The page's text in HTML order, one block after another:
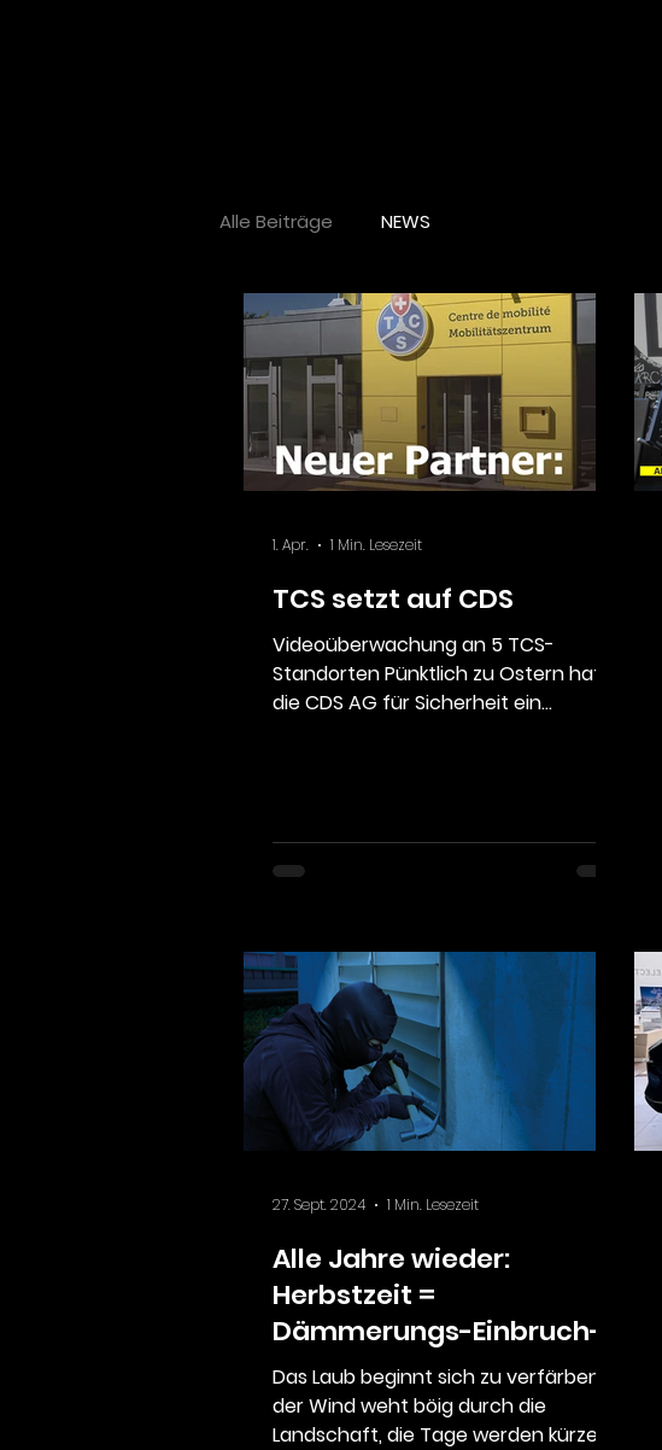
Alle Beiträge NEWS
TCS setzt auf CDS
Videoüberwachung an 5 TCS-
Standorten Pünktlich zu Ostern hat
die CDS AG für Sicherheit ein
hochentwickelter
Videoüberwachung von CDS
Strassenverkehr sorgt und in diesem
Bereich in der Schweiz führend ist,
spannt damit mit eine m der
wichtigsten Sicherheitsunternehmen
der Schweiz zusammen. Roberto
Panzera
1. Apr. 1 Min. Lesezeit
Alle Jahre wieder:
Herbstzeit =
Dämmerungs-Einbruch-
Zeit!
Das Laub beginnt sich zu verfärben,
der Wind weht böig durch die
Landschaft, die Tage werden kürzer
27. Sept. 2024 1 Min. Lesezeit